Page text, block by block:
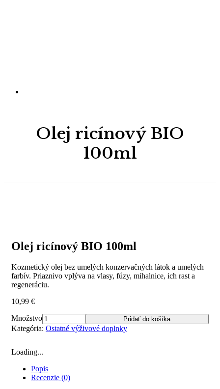
Olej ricínový BIO
100ml
Olej ricínový BIO 100ml
Kozmetický olej bez umelých konzervačných látok a umelých
farbív. Priaznivo vplýva na vlasy, fúzy, mihalnice, ich rast a
regeneráciu.
10,99 €
Množstvo
Pridať do košíka
Kategória: Ostatné výživové doplnky
Loading...
Popis
Recenzie (0)